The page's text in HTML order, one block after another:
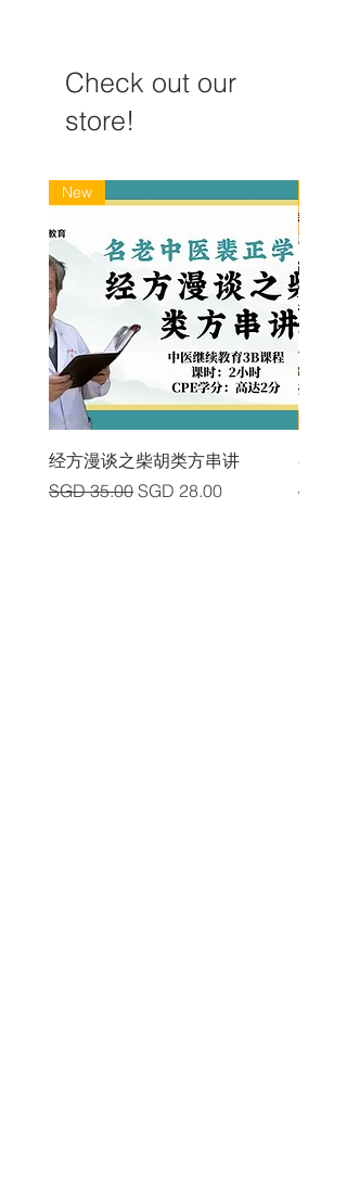
Check out our
store!
New
经方漫谈之柴胡类方串讲
Regular Price
SGD 35.00 Sale Price
SGD 28.00
各类
SGD